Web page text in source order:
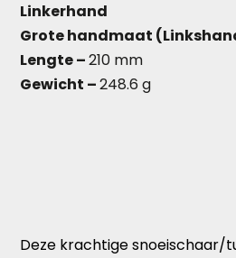
Linkerhand
Grote handmaat
Lengte –210 mm
Gewicht –248.6 g
Deze krachtige snoeischaar/